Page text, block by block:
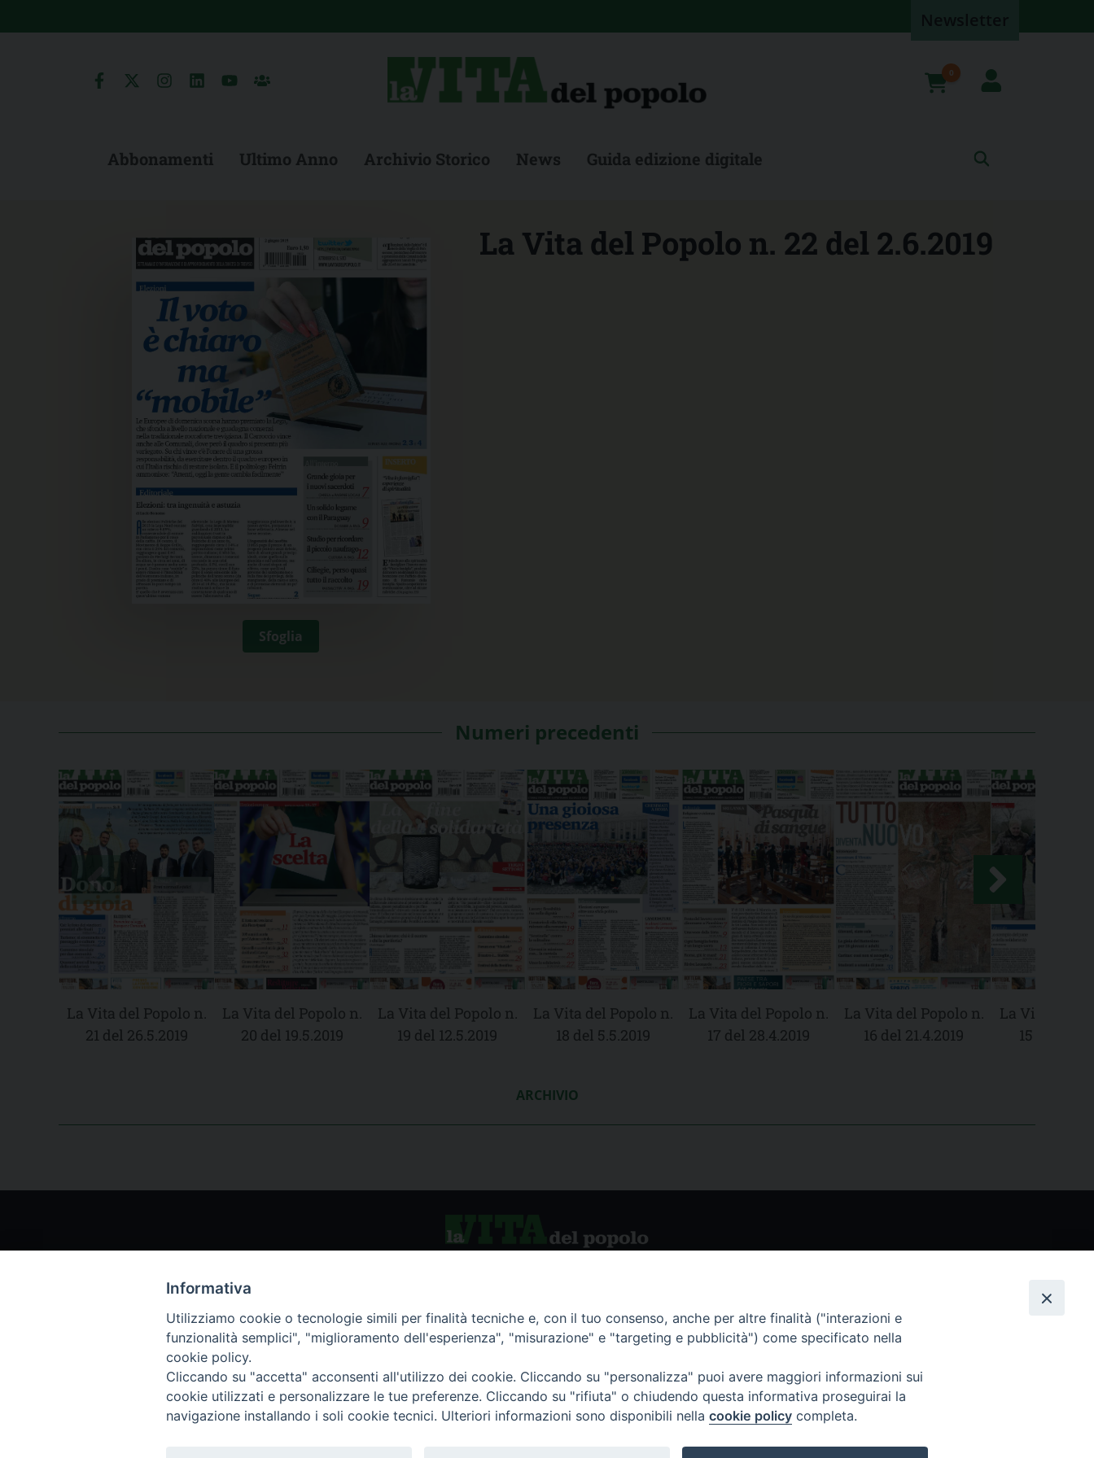
to
0
Abbonamenti Ultimo Anno Archivio Storico News Guida edizione digitale
Sfoglia
La Vita del Popolo n. 22 del 2.6.2019
Numeri precedenti
La Vita del Popolo n.
21 del 26.5.2019
La Vita del Popolo n.
20 del 19.5.2019
La Vita del Popolo n.
19 del 12.5.2019
La Vita del Popolo n.
18 del 5.5.2019
La Vita del Popolo n.
17 del 28.4.2019
La Vita del Popolo n.
16 del 21.4.2019
La Vita del
15 del
ARCHIVIO
Chi siamo
Servizio Clienti
Archivio rivista
Abbonamenti
Informativa
Utilizziamo cookie o tecnologie simili per finalità tecniche e, con il tuo consenso, anche per altre finalità ("interazioni e
funzionalità semplici", "miglioramento dell'esperienza", "misurazione" e "targeting e pubblicità") come specificato nella
cookie policy.
Cliccando su "accetta" acconsenti all'utilizzo dei cookie. Cliccando su "personalizza" puoi avere maggiori informazioni sui
cookie utilizzati e personalizzare le tue preferenze. Cliccando su "rifiuta" o chiudendo questa informativa proseguirai la
navigazione installando i soli cookie tecnici. Ulteriori informazioni sono disponibili nella cookie policy completa.